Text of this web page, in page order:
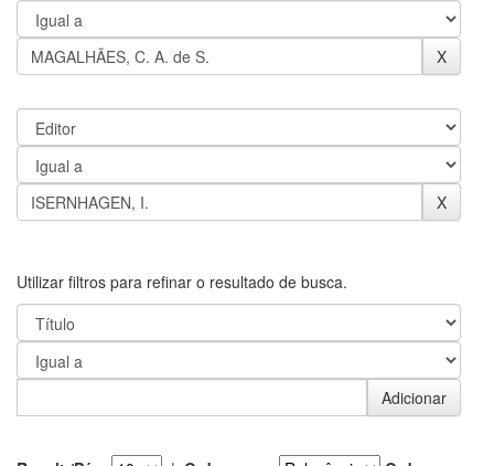
Utilizar filtros para refinar o resultado de busca.